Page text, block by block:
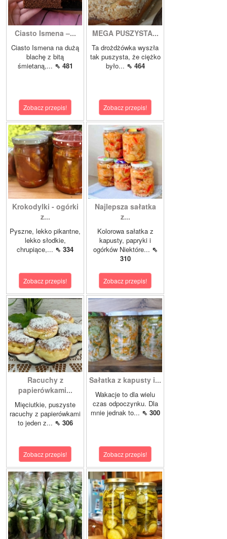
Ciasto Ismena –...
Ciasto Ismena na dużą
blachę z bitą
śmietaną,... ⇖ 481
Zobacz przepis!
MEGA PUSZYSTA...
Ta drożdżówka wyszła
tak puszysta, że ciężko
było... ⇖ 464
Zobacz przepis!
Krokodylki - ogórki
z...
Pyszne, lekko pikantne,
lekko słodkie,
chrupiące,... ⇖ 334
Zobacz przepis!
Najlepsza sałatka
z...
Kolorowa sałatka z
kapusty, papryki i
ogórków Niektóre... ⇖
310
Zobacz przepis!
Racuchy z
papierówkami...
Mięciutkie, puszyste
racuchy z papierówkami
to jeden z... ⇖ 306
Zobacz przepis!
Sałatka z kapusty i...
Wakacje to dla wielu
czas odpoczynku. Dla
mnie jednak to... ⇖ 300
Zobacz przepis!